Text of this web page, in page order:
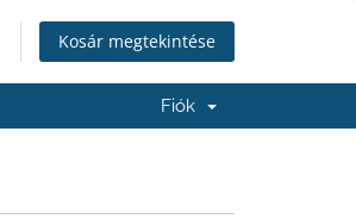
Kosár megtekintése
Fiók